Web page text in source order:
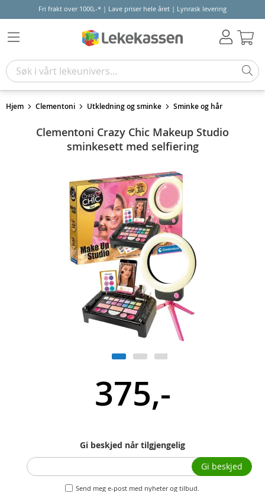
Fri frakt over 1000,-* | Lave priser hele året | Lynrask levering
Hjem Clementoni Utkledning og sminke Sminke og hår
Clementoni Crazy Chic Makeup Studio
sminkesett med selfiering
375,-
Gi beskjed når tilgjengelig
Send meg e-post med nyheter og tilbud.
Gi beskjed